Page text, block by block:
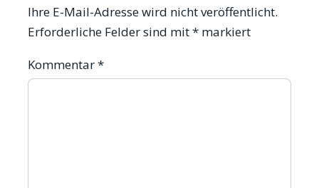
Ihre E-Mail-Adresse wird nicht veröffentlicht.
Erforderliche Felder sind mit* markiert
Kommentar*